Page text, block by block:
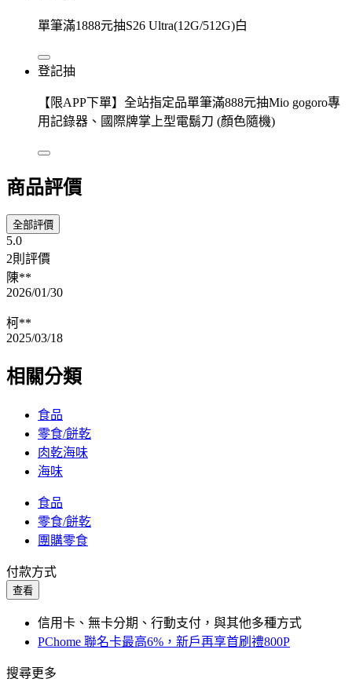
單筆滿1888元抽S26 Ultra(12G/512G)白
登記抽
【限APP下單】全站指定品單筆滿888元抽Mio gogoro專
用記錄器、國際牌掌上型電鬍刀 (顏色隨機)
商品評價
全部評價
5.0
2則評價
陳**
2026/01/30
柯**
2025/03/18
相關分類
食品
零食/餅乾
肉乾海味
海味
食品
零食/餅乾
團購零食
付款方式
查看
信用卡、無卡分期、行動支付，與其他多種方式
PChome 聯名卡最高6%，新戶再享首刷禮800P
搜尋更多